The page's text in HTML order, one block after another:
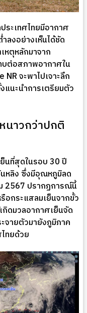
ระเทศไทยมีอากาศ
งอย่างเห็นได้ชัด
หตุหลักมาจาก
ต่อสภาพอากาศใน
จะพาไปเจาะลึก
แนะนำการเตรียมตัว
นาวกว่าปกติ
นที่สุดในรอบ 30 ปี
หลิง ซึ่งมีอุณหภูมิลด
2567 ปรากฏการณ์นี้
อกระแสลมเย็นจากขั้ว
กิดมวลอากาศเย็นจัด
จายตัวมายังภูมิภาค
ทยด้วย